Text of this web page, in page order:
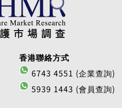
香港聯絡方式
6743 4551 (企業查詢)
5939 1443 (會員查詢)